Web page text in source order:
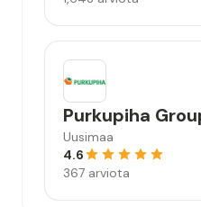
Purkupiha
Uusimaa
4.6
367 arviota